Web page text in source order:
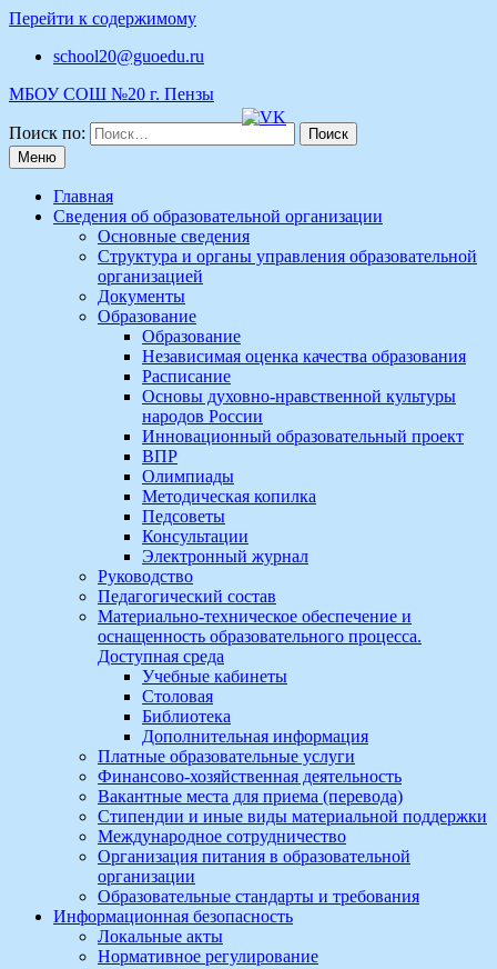
Перейти к содержимому
school20@guoedu.ru
МБОУ СОШ №20 г. Пензы
Поиск по:
Меню
Главная
Сведения об образовательной организации
Основные сведения
Структура и органы управления образовательной
организацией
Документы
Образование
Образование
Независимая оценка качества образования
Расписание
Основы духовно-нравственной культуры
народов России
Инновационный образовательный проект
ВПР
Олимпиады
Методическая копилка
Педсоветы
Консультации
Электронный журнал
Руководство
Педагогический состав
Материально-техническое обеспечение и
оснащенность образовательного процесса.
Доступная среда
Учебные кабинеты
Столовая
Библиотека
Дополнительная информация
Платные образовательные услуги
Финансово-хозяйственная деятельность
Вакантные места для приема (перевода)
Стипендии и иные виды материальной поддержки
Международное сотрудничество
Организация питания в образовательной
организации
Образовательные стандарты и требования
Информационная безопасность
Локальные акты
Нормативное регулирование